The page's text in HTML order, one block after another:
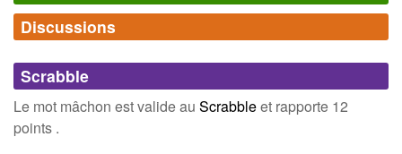
Synonymes(0)
Mots avec la même signification
Champ Lexical
Discussions
Connectez-vous inscrivez-vous
Scrabble
Le mot mâchon est valide au Scrabbleet rapporte 12
points .